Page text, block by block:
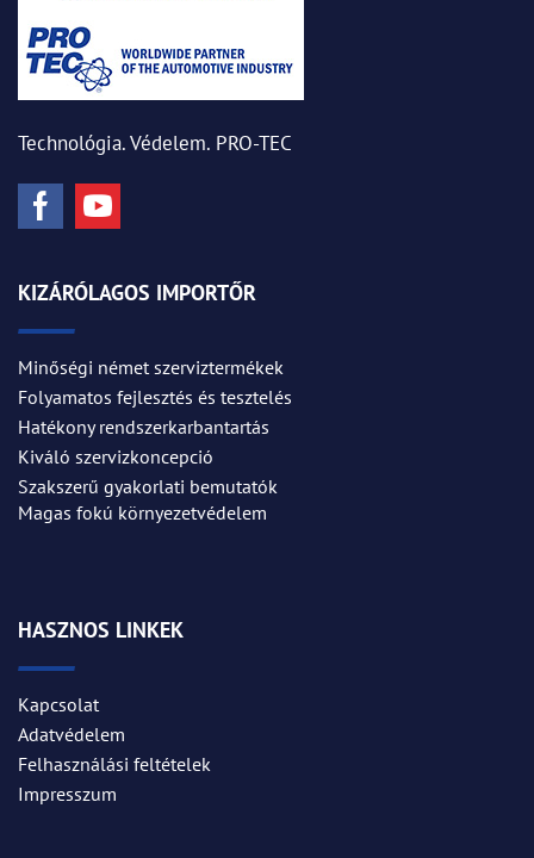
Technológia. Védelem. PRO-TEC
KIZÁRÓLAGOS IMPORTŐR
Minőségi német szerviztermékek
Folyamatos fejlesztés és tesztelés
Hatékony rendszerkarbantartás
Kiváló szervizkoncepció
Szakszerű gyakorlati bemutatók
Magas fokú környezetvédelem
HASZNOS LINKEK
Kapcsolat
Adatvédelem
Felhasználási feltételek
Impresszum